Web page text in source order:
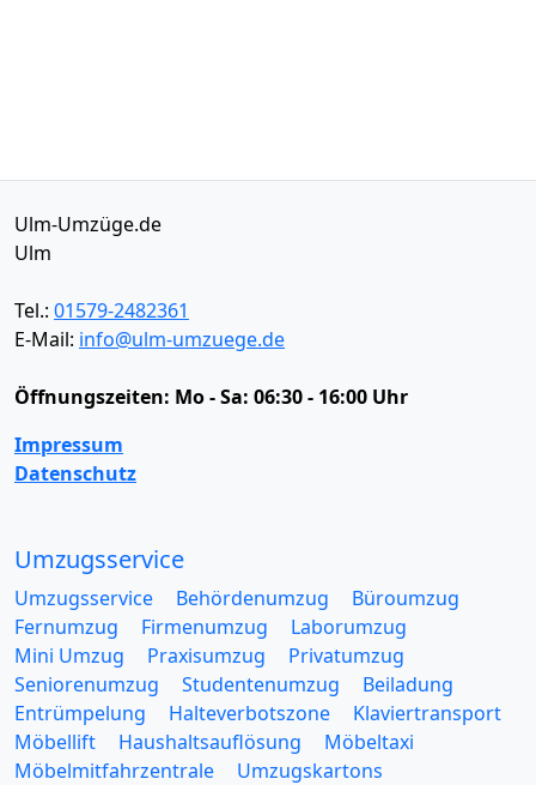
Ulm-Umzüge.de
Ulm
Tel.: 01579-2482361
E-Mail: info@ulm-umzuege.de
Öffnungszeiten: Mo - Sa: 06:30 - 16:00 Uhr
Impressum
Datenschutz
Umzugsservice
Umzugsservice Behördenumzug
Büroumzug
Fernumzug
Firmenumzug
Laborumzug
Mini Umzug
Praxisumzug
Privatumzug
Seniorenumzug
Studentenumzug
Beiladung
Entrümpelung
Halteverbotszone
Klaviertransport
Möbellift
Haushaltsauflösung
Möbeltaxi
Möbelmitfahrzentrale
Umzugskartons